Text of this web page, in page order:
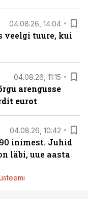
04.08.26, 14:04
veelgi tuure, kui
04.08.26, 11:15
arengusse
eurot
04.08.26, 10:42
inimest. Juhid
läbi, uue aasta